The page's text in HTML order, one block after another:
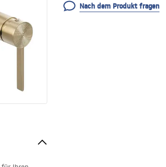
Nach dem Produkt fragen